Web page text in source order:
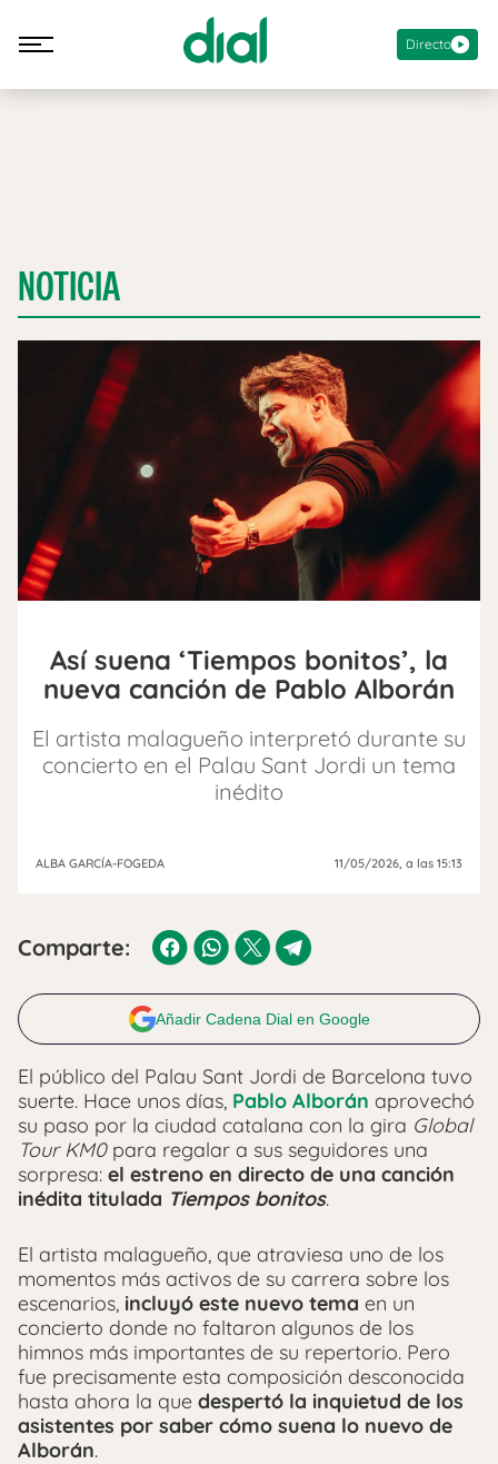
Directo
NOTICIA
Así suena ‘Tiempos bonitos’, la
nueva canción de Pablo Alborán
El artista malagueño interpretó durante su
concierto en el Palau Sant Jordi un tema
inédito
ALBA GARCÍA-FOGEDA 11/05/2026, a las 15:13
Comparte:
Añadir Cadena Dial en Google
El público del Palau Sant Jordi de Barcelona tuvo
suerte. Hace unos días, Pablo Alborán aprovechó
su paso por la ciudad catalana con la gira Global
Tour KM0para regalar a sus seguidores una
sorpresa: el estreno en directo de una canción
inédita titulada Tiempos bonitos.
El artista malagueño, que atraviesa uno de los
momentos más activos de su carrera sobre los
escenarios, incluyó este nuevo tema en un
concierto donde no faltaron algunos de los
himnos más importantes de su repertorio. Pero
fue precisamente esta composición desconocida
hasta ahora la que despertó la inquietud de los
asistentes por saber cómo suena lo nuevo de
Alborán.